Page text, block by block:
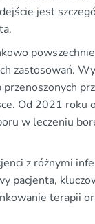
jest
zastosowań.
Od 2021
w leczeniu
z różnymi
pacjenta,
terapii